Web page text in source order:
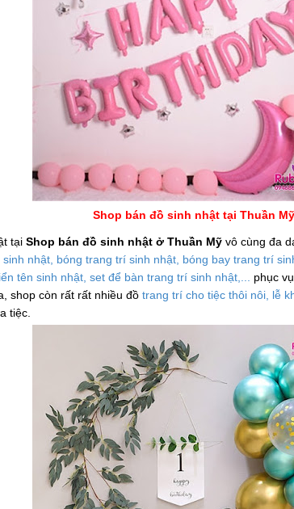
Shop bán đồ sinh nhật tại Thuần Mỹ
tại Shop bán đồ sinh nhật ở Thuần Mỹ vô cùng đa
sinh nhật, bóng trang trí sinh nhật, bóng bay trang trí
tên sinh nhật, set để bàn trang trí sinh nhật,... phục
shop còn rất rất nhiều đồ trang trí cho tiệc thôi nôi, lễ
tiệc.